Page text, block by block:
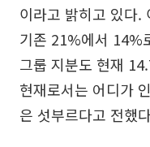
이라고 밝히고 있다.
기존 21%에서 14%
그룹 지분도 현재
현재로서는 어디가
은 섯부르다고 전했